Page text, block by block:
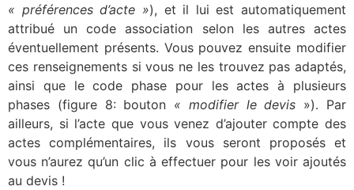
« préférences d’acte »), et il lui est automatiquement
attribué un code association selon les autres actes
éventuellement présents. Vous pouvez ensuite modifier
ces renseignements si vous ne les trouvez pas adaptés,
ainsi que le code phase pour les actes à plusieurs
phases (figure 8: bouton « modifier le devis »). Par
ailleurs, si l’acte que vous venez d’ajouter compte des
actes complémentaires, ils vous seront proposés et
vous n’aurez qu’un clic à effectuer pour les voir ajoutés
au devis !